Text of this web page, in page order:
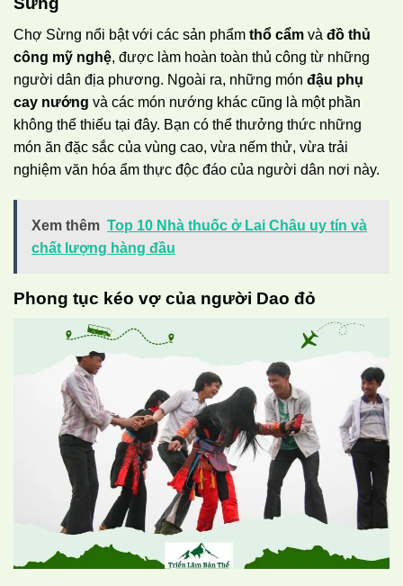
Chợ Sừng nổi bật với các sản phẩm thổ cẩm và đồ thủ
công mỹ nghệ, được làm hoàn toàn thủ công từ những
người dân địa phương. Ngoài ra, những món đậu phụ
cay nướng và các món nướng khác cũng là một phần
không thể thiếu tại đây. Bạn có thể thưởng thức những
món ăn đặc sắc của vùng cao, vừa nếm thử, vừa trải
nghiệm văn hóa ẩm thực độc đáo của người dân nơi này.
Xem thêm Top 10 Nhà thuốc ở Lai Châu uy tín và
chất lượng hàng đầu
Phong tục kéo vợ của người Dao đỏ